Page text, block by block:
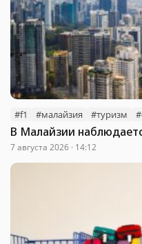
#f1 #малайзия #туризм
В Малайзии
7 августа 2026 · 14:12